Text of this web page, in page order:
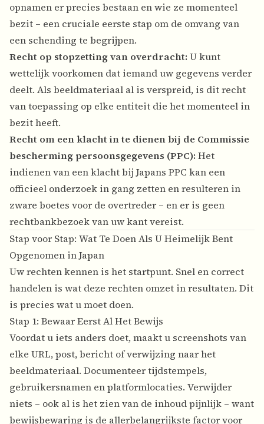
opnamen er precies bestaan en wie ze momenteel
bezit – een cruciale eerste stap om de omvang van
een schending te begrijpen.
Recht op stopzetting van overdracht: U kunt
wettelijk voorkomen dat iemand uw gegevens verder
deelt. Als beeldmateriaal al is verspreid, is dit recht
van toepassing op elke entiteit die het momenteel in
bezit heeft.
Recht om een klacht in te dienen bij de Commissie
bescherming persoonsgegevens (PPC): Het
indienen van een klacht bij Japans PPC kan een
officieel onderzoek in gang zetten en resulteren in
zware boetes voor de overtreder – en er is geen
rechtbankbezoek van uw kant vereist.
Stap voor Stap: Wat Te Doen Als U Heimelijk Bent
Opgenomen in Japan
Uw rechten kennen is het startpunt. Snel en correct
handelen is wat deze rechten omzet in resultaten. Dit
is precies wat u moet doen.
Stap 1: Bewaar Eerst Al Het Bewijs
Voordat u iets anders doet, maakt u screenshots van
elke URL, post, bericht of verwijzing naar het
beeldmateriaal. Documenteer tijdstempels,
gebruikersnamen en platformlocaties. Verwijder
niets – ook al is het zien van de inhoud pijnlijk – want
bewijsbewaring is de allerbelangrijkste factor voor